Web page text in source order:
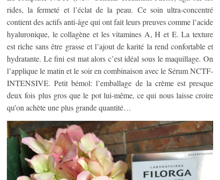
rides, la fermeté et l’éclat de la peau. Ce soin ultra-concentré
contient des actifs anti-âge qui ont fait leurs preuves comme l’acide
hyaluronique, le collagène et les vitamines A, H et E. La texture
est riche sans être grasse et l’ajout de karité la rend confortable et
hydratante. Le fini est mat alors c’est idéal sous le maquillage. On
l’applique le matin et le soir en combinaison avec le Sérum NCTF-
INTENSIVE. Petit bémol: l’emballage de la crème est presque
deux fois plus gros que le pot lui-même, ce qui nous laisse croire
qu’on achète une plus grande quantité…